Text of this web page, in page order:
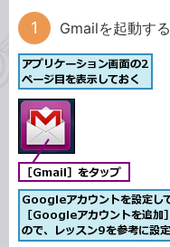
Gmailを起動する